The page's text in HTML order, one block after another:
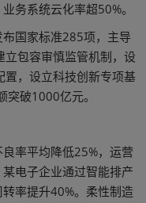
务系统云化率超50%。
国家标准285项，主导
包容审慎监管机制，设
，设立科技创新专项基
破1000亿元。
率平均降低25%，运营
电子企业通过智能排产
率提升40%。柔性制造